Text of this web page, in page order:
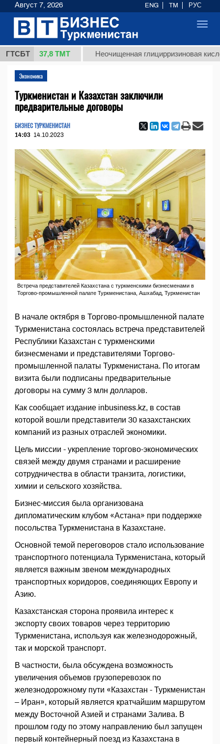
ГТСБТ
37,8 ТМТ Неочищенная глицирризиновая кислота
Экономика
Туркменистан и Казахстан заключили
предварительные договоры
БИЗНЕС ТУРКМЕНИСТАН
14:03 14.10.2023
Встреча представителей Казахстана с туркменскими бизнесменами в
Торгово-промышленной палате Туркменистана, Ашхабад, Туркменистан
В начале октября в Торгово-промышленной палате
Туркменистана состоялась встреча представителей
Республики Казахстан с туркменскими
бизнесменами и представителями Торгово-
промышленной палаты Туркменистана. По итогам
визита были подписаны предварительные
договоры на сумму 3 млн долларов.
Как сообщает издание inbusiness.kz, в состав
которой вошли представители 30 казахстанских
компаний из разных отраслей экономики.
Цель миссии - укрепление торгово-экономических
связей между двумя странами и расширение
сотрудничества в области транзита, логистики,
химии и сельского хозяйства.
Бизнес-миссия была организована
дипломатическим клубом «Астана» при поддержке
посольства Туркменистана в Казахстане.
Основной темой переговоров стало использование
транспортного потенциала Туркменистана, который
является важным звеном международных
транспортных коридоров, соединяющих Европу и
Азию.
Казахстанская сторона проявила интерес к
экспорту своих товаров через территорию
Туркменистана, используя как железнодорожный,
так и морской транспорт.
В частности, была обсуждена возможность
увеличения объемов грузоперевозок по
железнодорожному пути «Казахстан - Туркменистан
– Иран», который является кратчайшим маршрутом
между Восточной Азией и странами Залива. В
прошлом году по этому направлению был запущен
первый контейнерный поезд из Казахстана в
Август 7, 2026 ENG TM РУС